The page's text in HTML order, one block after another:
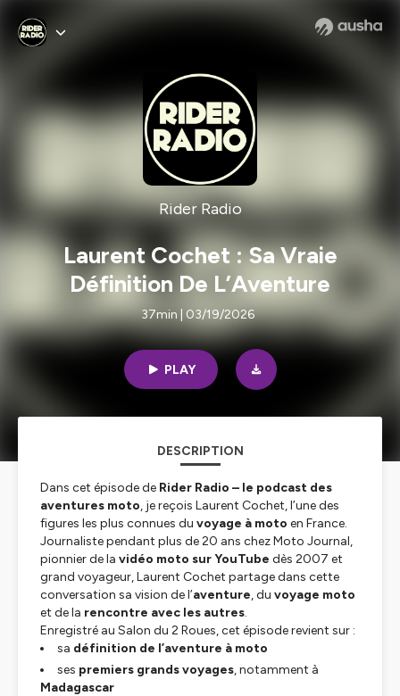
Rider Radio
Laurent Cochet : Sa Vraie
Définition De L’Aventure
37min | 03/19/2026
PLAY
DESCRIPTION
Dans cet épisode de Rider Radio – le podcast des
aventures moto, je reçois Laurent Cochet, l’une des
figures les plus connues du voyage à moto en France.
Journaliste pendant plus de 20 ans chez Moto Journal,
pionnier de la vidéo moto sur YouTube dès 2007 et
grand voyageur, Laurent Cochet partage dans cette
conversation sa vision de l’aventure, du voyage moto
et de la rencontre avec les autres.
Enregistré au Salon du 2 Roues, cet épisode revient sur :
sa définition de l’aventure à moto
ses premiers grands voyages, notamment à
Madagascar